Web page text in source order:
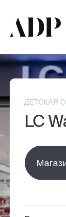
ДЕТСКАЯ
LC